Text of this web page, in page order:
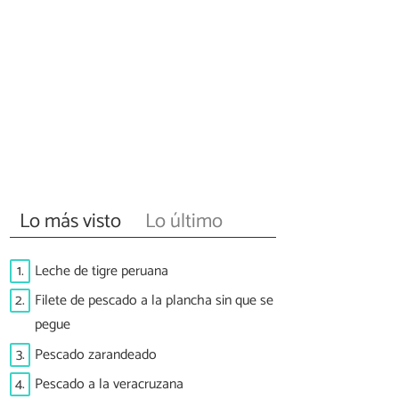
Lo más visto Lo último
1. Leche de tigre peruana
2. Filete de pescado a la plancha sin que se
pegue
3. Pescado zarandeado
4. Pescado a la veracruzana